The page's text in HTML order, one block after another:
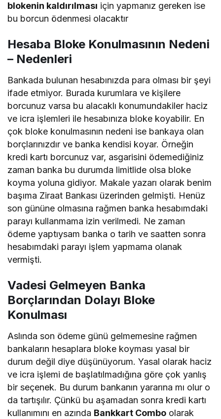
blokenin kaldırılması için yapmanız gereken ise
bu borcun ödenmesi olacaktır
Hesaba Bloke Konulmasının Nedeni
– Nedenleri
Bankada bulunan hesabınızda para olması bir şeyi
ifade etmiyor. Burada kurumlara ve kişilere
borcunuz varsa bu alacaklı konumundakiler haciz
ve icra işlemleri ile hesabınıza bloke koyabilir. En
çok bloke konulmasının nedeni ise bankaya olan
borçlarınızdır ve banka kendisi koyar. Örneğin
kredi kartı borcunuz var, asgarisini ödemediğiniz
zaman banka bu durumda limitlide olsa bloke
koyma yoluna gidiyor. Makale yazarı olarak benim
başıma Ziraat Bankası üzerinden gelmişti. Henüz
son gününe olmasına rağmen banka hesabımdaki
parayı kullanmama izin verilmedi. Ne zaman
ödeme yaptıysam banka o tarih ve saatten sonra
hesabımdaki parayı işlem yapmama olanak
vermişti.
Vadesi Gelmeyen Banka
Borçlarından Dolayı Bloke
Konulması
Aslında son ödeme günü gelmemesine rağmen
bankaların hesaplara bloke koyması yasal bir
durum değil diye düşünüyorum. Yasal olarak haciz
ve icra işlemi de başlatılmadığına göre çok yanlış
bir seçenek. Bu durum bankanın yararına mı olur o
da tartışılır. Çünkü bu aşamadan sonra kredi kartı
kullanımını en azında Bankkart Combo olarak